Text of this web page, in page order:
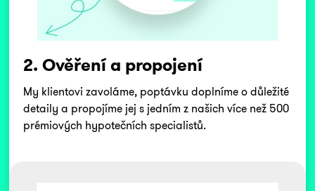
2. Ověření a propojení
My klientovi zavoláme, poptávku doplníme o důležité
detaily a propojíme jej s jedním z našich více než 500
prémiových hypotečních specialistů.